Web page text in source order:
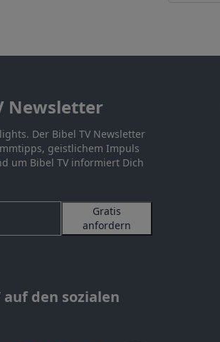
Newsletter
Der Bibel TV Newsletter
geistlichem Impuls
um Bibel TV informiert Dich
Gratis
anfordern
auf den sozialen